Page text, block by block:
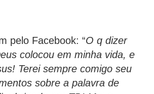
pelo Facebook: “O q dizer
colocou em minha vida, e
Terei sempre comigo seu
sobre a palavra de